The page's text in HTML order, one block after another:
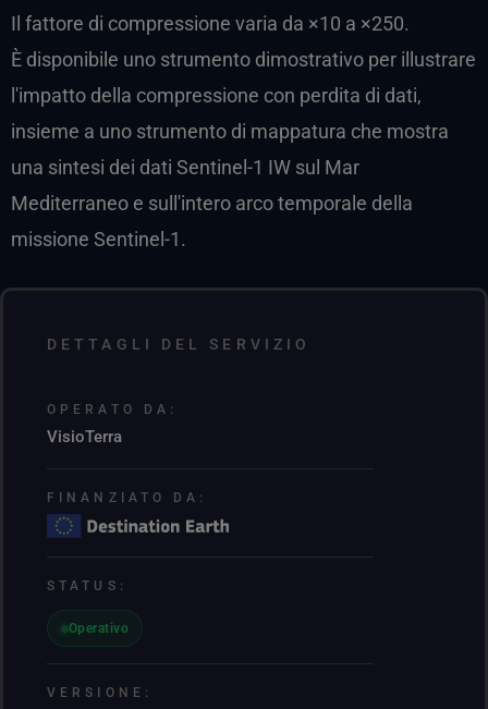
Il fattore di compressione varia da ×10 a ×250.
È disponibile uno strumento dimostrativo per illustrare
l'impatto della compressione con perdita di dati,
insieme a uno strumento di mappatura che mostra
una sintesi dei dati Sentinel-1 IW sul Mar
Mediterraneo e sull'intero arco temporale della
missione Sentinel-1.
DETTAGLI DEL SERVIZIO
OPERATO DA:
VisioTerra
FINANZIATO DA:
STATUS:
Operativo
VERSIONE: